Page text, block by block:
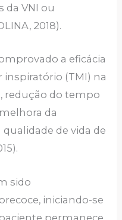
da VNI ou
2018).
a eficácia
(TMI) na
redução do tempo
da
de vida de
sido
iniciando-se
permanece